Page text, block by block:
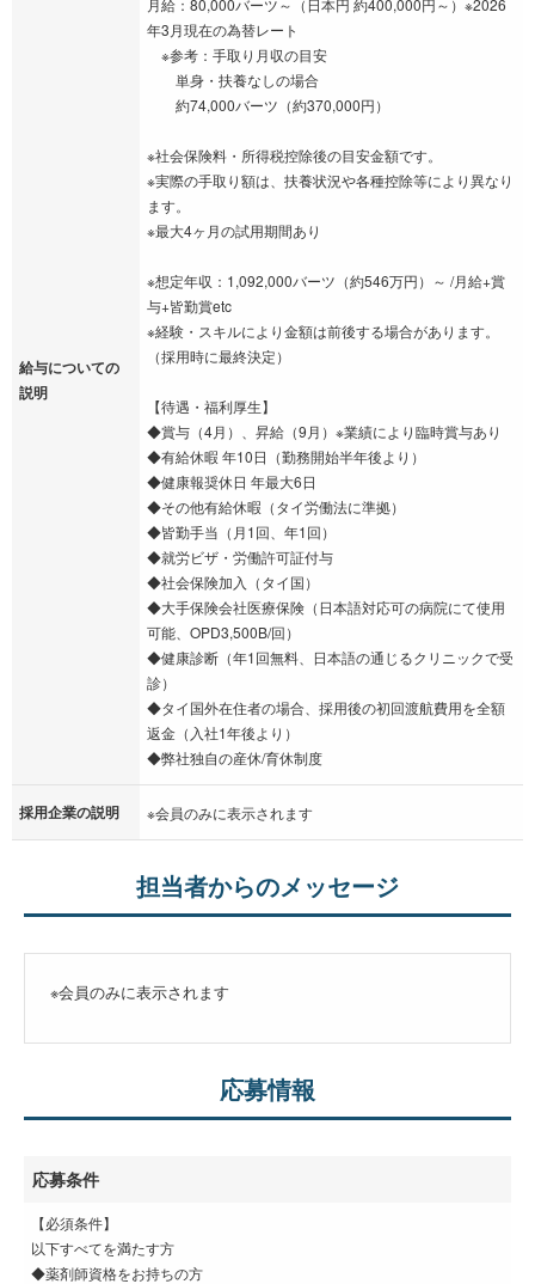
給与についての
説明
年3月現在の為替レート
※参考：手取り月収の目安
単身・扶養なしの場合
約74,000バーツ（約370,000円）
※社会保険料・所得税控除後の目安金額です。
※実際の手取り額は、扶養状況や各種控除等により異なり
ます。
※最大4ヶ月の試用期間あり
※想定年収：1,092,000バーツ（約546万円）～ /月給+賞
与+皆勤賞etc
※経験・スキルにより金額は前後する場合があります。
（採用時に最終決定）
【待遇・福利厚生】
◆賞与（4月）、昇給（9月）※業績により臨時賞与あり
◆有給休暇 年10日（勤務開始半年後より）
◆健康報奨休日 年最大6日
◆その他有給休暇（タイ労働法に準拠）
◆皆勤手当（月1回、年1回）
◆就労ビザ・労働許可証付与
◆社会保険加入（タイ国）
◆大手保険会社医療保険（日本語対応可の病院にて使用
可能、OPD3,500B/回）
◆健康診断（年1回無料、日本語の通じるクリニックで受
診）
◆タイ国外在住者の場合、採用後の初回渡航費用を全額
返金（入社1年後より）
◆弊社独自の産休/育休制度
採用企業の説明 ※会員のみに表示されます
担当者からのメッセージ
※会員のみに表示されます
応募情報
応募条件
【必須条件】
以下すべてを満たす方
◆薬剤師資格をお持ちの方